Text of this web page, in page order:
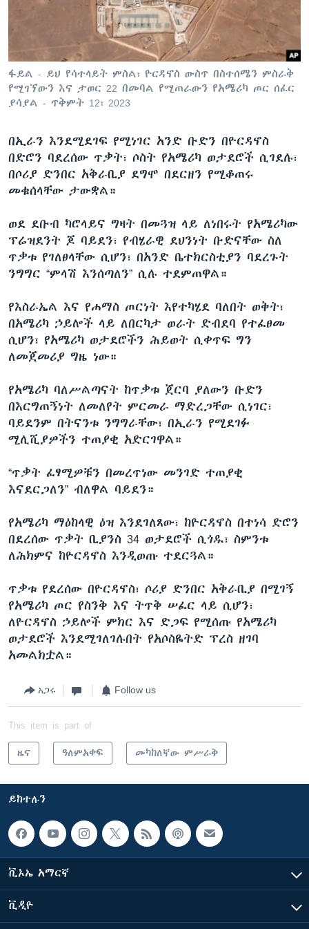
ቋንቋዎች
ፋይል - ይህ የሳተላይት ምስል፣ ዮርዳኖስ ውስጥ በስተሰሜን ምስራቅ
የሚገኘውን እና ታወር 22 በመባል የሚጠራውን የአሜሪካ ጦር ሰፈር
ያሳያል - ጥቅምት 12፣ 2023
በኢራን እንደሚደገፍ የሚነገር አንድ ቡድን በዮርዳኖስ
በድሮን ባደረሰው ጥቃት፣ ሶስት የአሜሪካ ወታደሮች ሲገደሉ፣
በሶሪያ ድንበር አቅራቢያ ደግሞ በደርዘን የሚቆጠሩ
መቁሰላቸው ታውቋል።
ወደ ደቡብ ካሮላይና ግዛት በመጓዝ ላይ ለነበሩት የአሜሪካው
ፕሬዝደንት ጆ ባይደን፣ የብሄራዊ ደህንነት ቡድናቸው ስለ
ጥቃቱ የገለፀላቸው ሲሆን፣ በአንድ ቤተክርስቲያን ባደረጉት
ንግግር “ምላሽ እንሰጣለን” ሲሉ ተደምጠዋል።
የእስራኤል እና የሐማስ ጦርነት እየተካሄደ ባለበት ወቅት፣
በአሜሪካ ኃይሎች ላይ ለበርካታ ወራት ድብደባ የተፈፀመ
ሲሆን፣ የአሜሪካ ወታደሮችን ሕይወት ሲቀጥፍ ግን
ለመጀመሪያ ግዜ ነው።
የአሜሪካ ባለሥልጣናት ከጥቃቱ ጀርባ ያለውን ቡድን
በእርግጠኝነት ለመለየት ምርመራ ማድረጋቸው ሲነገር፣
ባይደንም በትናንቱ ንግግራቸው፣ በኢራን የሚደገፉ
ሚሊሺያዎችን ተጠያቂ አድርገዋል።
“ጥቃት ፈፃሚዎቹን በመረጥነው መንገድ ተጠያቂ
እናደርጋለን” ብለዋል ባይደን።
የአሜሪካ ማዕከላዊ ዕዝ እንደገለጸው፣ ከዮርዳኖስ በተነሳ ድሮን
በደረሰው ጥቃት ቢያንስ 34 ወታደሮች ሲጎዱ፣ ስምንቱ
ለሕክምና ከዮርዳኖስ እንዲወጡ ተደርጓል።
ጥቃቱ የደረሰው በዮርዳኖስ፣ ሶሪያ ድንበር አቅራቢያ በሚገኝ
የአሜሪካ ጦር የስንቅ እና ትጥቅ ሠፈር ላይ ሲሆን፣
ለዮርዳኖስ ኃይሎች ምክር እና ድጋፍ የሚሰጡ የአሜሪካ
ወታደሮች እንደሚገለገሉበት የአሶስዬትድ ፕረስ ዘገባ
አመልክቷል።
አጋሩ Follow us
This item is part of
ዜና ዓለምአቀፍ መካከለኛው ምሥራቅ
ይከተሉን
ቪኦኤ አማርኛ
ቪዲዮ